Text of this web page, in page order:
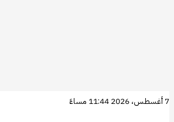
تخطي
7 أغسطس، 2026 11:44 مساءً